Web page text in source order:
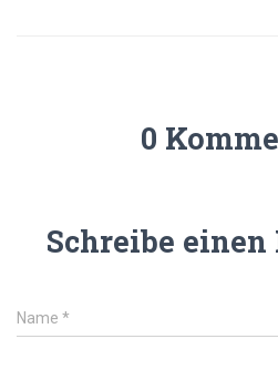
0
Schreibe
Name *